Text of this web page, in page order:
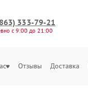
333-79-21
с 9:00 до 21:00
Отзывы Доставка